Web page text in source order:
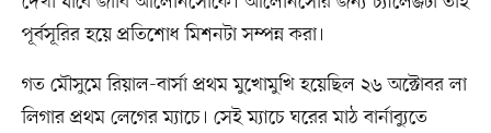
পূর্বসূরির হয়ে প্রতিশোধ মিশনটা সম্পন্ন করা।
গত মৌসুমে রিয়াল-বার্সা প্রথম মুখোমুখি হয়েছিল ২৬ অক্টোবর লা
লিগার প্রথম লেগের ম্যাচে। সেই ম্যাচে ঘরের মাঠ বার্নাব্যুতে